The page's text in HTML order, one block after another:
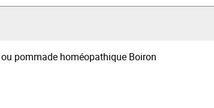
pommade homéopathique Boiron